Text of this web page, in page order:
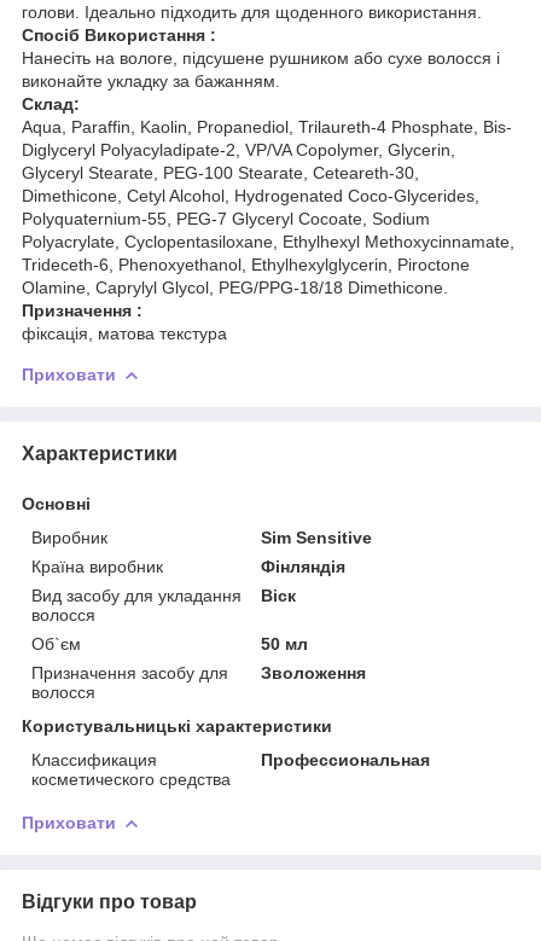
голови. Ідеально підходить для щоденного використання.
Спосіб Використання :
Нанесіть на вологе, підсушене рушником або сухе волосся і
виконайте укладку за бажанням.
Склад:
Aqua, Paraffin, Kaolin, Propanediol, Trilaureth-4 Phosphate, Bis-
Diglyceryl Polyacyladipate-2, VP/VA Copolymer, Glycerin,
Glyceryl Stearate, PEG-100 Stearate, Ceteareth-30,
Dimethicone, Cetyl Alcohol, Hydrogenated Coco-Glycerides,
Polyquaternium-55, PEG-7 Glyceryl Cocoate, Sodium
Polyacrylate, Cyclopentasiloxane, Ethylhexyl Methoxycinnamate,
Trideceth-6, Phenoxyethanol, Ethylhexylglycerin, Piroctone
Olamine, Caprylyl Glycol, PEG/PPG-18/18 Dimethicone.
Призначення :
фіксація, матова текстура
Приховати
Характеристики
Основні
Виробник
Sim Sensitive
Країна виробник
Фінляндія
Вид засобу для укладання
волосся
Віск
Об`єм
50 мл
Призначення засобу для
волосся
Зволоження
Користувальницькі характеристики
Классификация
косметического средства
Профессиональная
Приховати
Відгуки про товар